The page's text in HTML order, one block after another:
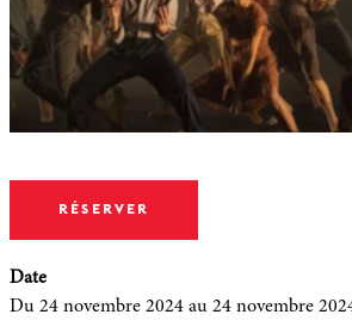
RÉSERVER
Date
Du 24 novembre 2024 au 24 novembre